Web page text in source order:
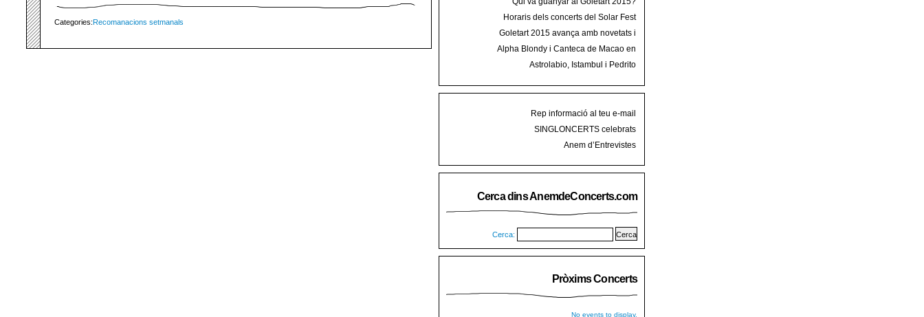
Categories:Recomanacions setmanals
Horaris dels concerts del Solar Fest
2015 a Mallorca
Goletart 2015 avança amb novetats i
encetarà la LI Festa des Vermar amb art
Alpha Blondy i Canteca de Macao en
concert al Mallorca Roots Festival
Astrolabio, Istambul i Pedrito
Rep informació al teu e-mail
SINGLONCERTS celebrats
Anem d’Entrevistes
Cerca dins AnemdeConcerts.com
Cerca:
Pròxims Concerts
No events to display.